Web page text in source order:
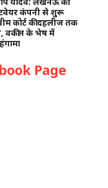
कंपनी से शुरू
कोर्ट की दहलीज तक
वकील के भेष में
Page